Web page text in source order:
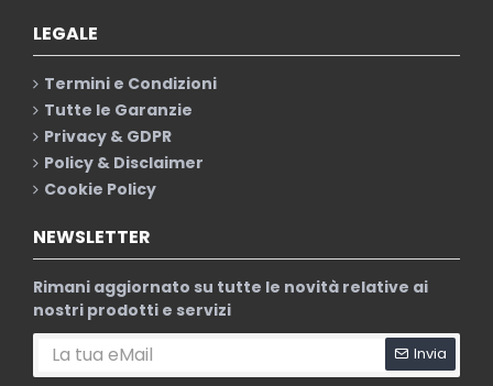
LEGALE
Termini e Condizioni
Tutte le Garanzie
Privacy & GDPR
Policy & Disclaimer
Cookie Policy
NEWSLETTER
Rimani aggiornato su tutte le novità relative ai
nostri prodotti e servizi
Invia